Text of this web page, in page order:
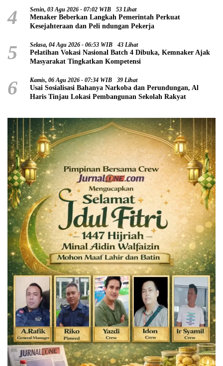
4 Senin, 03 Agu 2026 - 07:02 WIB 53 Lihat
Menaker Beberkan Langkah Pemerintah Perkuat
Kesejahteraan dan Peli ndungan Pekerja
5 Selasa, 04 Agu 2026 - 06:53 WIB 43 Lihat
Pelatihan Vokasi Nasional Batch 4 Dibuka, Kemnaker Ajak
Masyarakat Tingkatkan Kompetensi
6 Kamis, 06 Agu 2026 - 07:34 WIB 39 Lihat
Usai Sosialisasi Bahanya Narkoba dan Perundungan, Al
Haris Tinjau Lokasi Pembangunan Sekolah Rakyat